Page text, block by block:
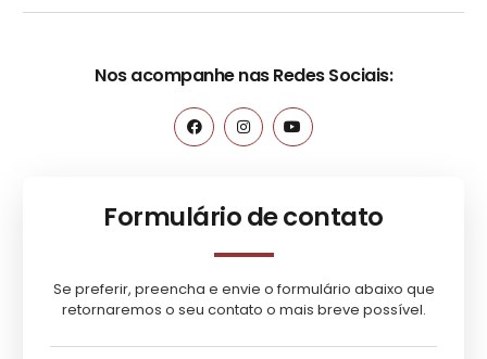
Nos acompanhe nas Redes Sociais:
Formulário de contato
Se preferir, preencha e envie o formulário abaixo que
retornaremos o seu contato o mais breve possível.